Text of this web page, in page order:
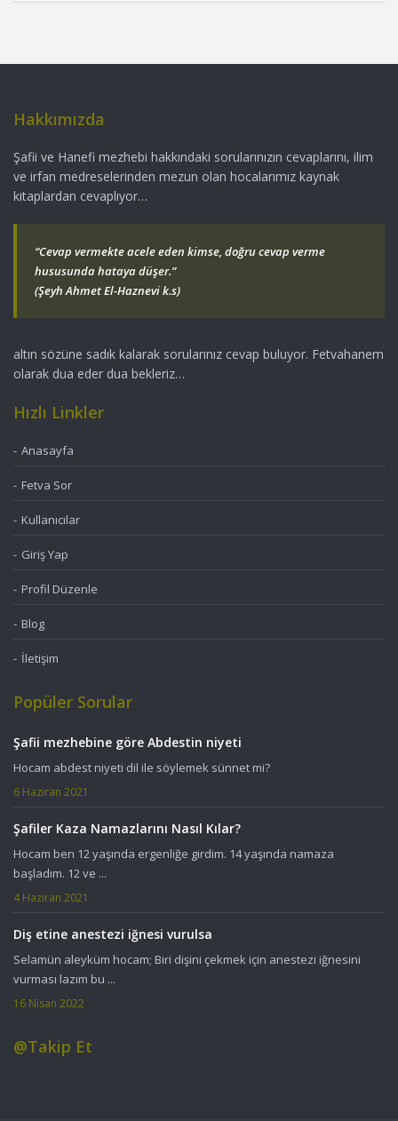
Hakkımızda
Şafii ve Hanefi mezhebi hakkındaki sorularınızın cevaplarını, ilim
ve irfan medreselerinden mezun olan hocalarımız kaynak
kitaplardan cevaplıyor…
“Cevap vermekte acele eden kimse, doğru cevap verme
hususunda hataya düşer.”
(Şeyh Ahmet El-Haznevi k.s)
altın sözüne sadık kalarak sorularınız cevap buluyor. Fetvahanem
olarak dua eder dua bekleriz…
Hızlı Linkler
Anasayfa
Fetva Sor
Kullanıcılar
Giriş Yap
Profil Düzenle
Blog
İletişim
Popüler Sorular
Şafii mezhebine göre Abdestin niyeti
Hocam abdest niyeti dil ile söylemek sünnet mi?
6 Haziran 2021
Şafiler Kaza Namazlarını Nasıl Kılar?
Hocam ben 12 yaşında ergenliğe girdim. 14 yaşında namaza
başladım. 12 ve ...
4 Haziran 2021
Diş etine anestezi iğnesi vurulsa
Selamün aleyküm hocam; Biri dişini çekmek için anestezi iğnesini
vurması lazım bu ...
16 Nisan 2022
@Takip Et